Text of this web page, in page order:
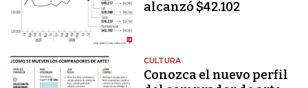
alcanzó $42.102
CULTURA
Conozca el nuevo perfil